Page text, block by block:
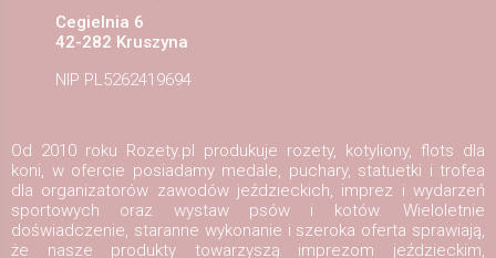
Cegielnia 6
42-282 Kruszyna
NIP PL5262419694
Od 2010 roku Rozety.pl produkuje rozety, kotyliony, flots dla
koni, w ofercie posiadamy medale, puchary, statuetki i trofea
dla organizatorów zawodów jeździeckich, imprez i wydarzeń
sportowych oraz wystaw psów i kotów. Wieloletnie
doświadczenie, staranne wykonanie i szeroka oferta sprawiają,
że nasze produkty towarzyszą imprezom jeździeckim,